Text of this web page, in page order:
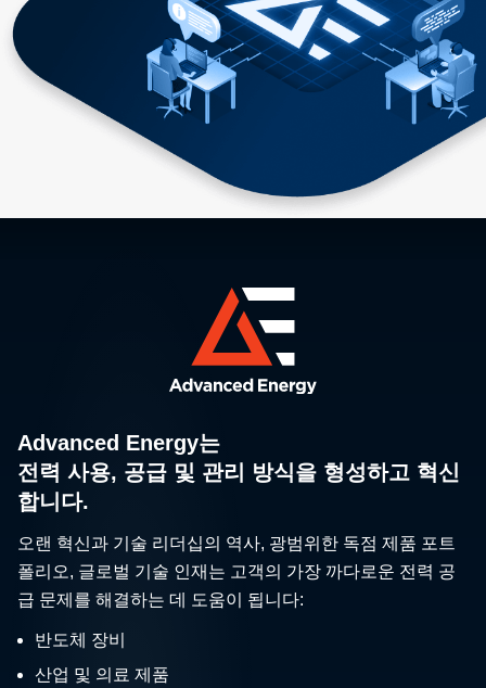
Advanced Energy는
전력 사용, 공급 및 관리 방식을 형성하고 혁신
합니다.
오랜 혁신과 기술 리더십의 역사, 광범위한 독점 제품 포트
폴리오, 글로벌 기술 인재는 고객의 가장 까다로운 전력 공
급 문제를 해결하는 데 도움이 됩니다:
반도체 장비
산업 및 의료 제품